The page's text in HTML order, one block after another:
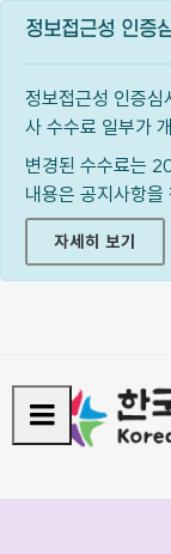
정보접근성 인증
정보접근성 인증심
사 수수료 일부가
변경된 수수료는
내용은 공지사항을
자세히 보기